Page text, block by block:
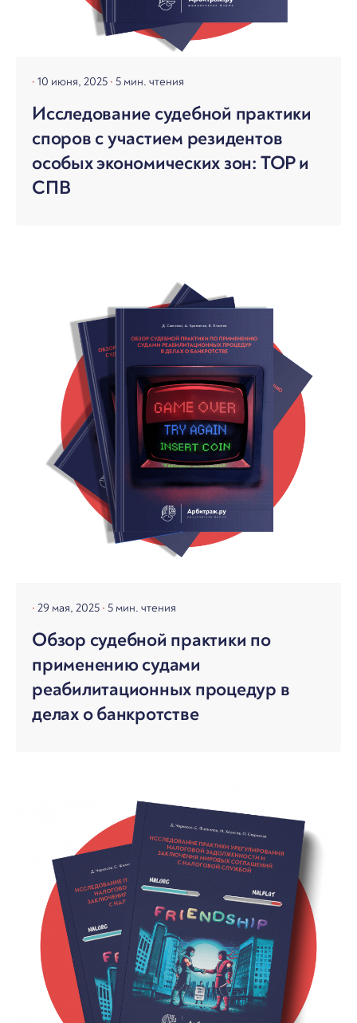
10 июня, 2025 5 мин. чтения
Исследование судебной практики
споров с участием резидентов
особых экономических зон: ТОР и
СПВ
29 мая, 2025 5 мин. чтения
Обзор судебной практики по
применению судами
реабилитационных процедур в
делах о банкротстве